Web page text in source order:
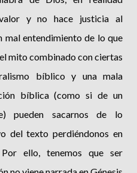
y no hace justicia al
mal entendimiento de lo que
mito combinado con ciertas
bíblico y una mala
bíblica (como si de un
pueden sacarnos de lo
del texto perdiéndonos en
ello, tenemos que ser